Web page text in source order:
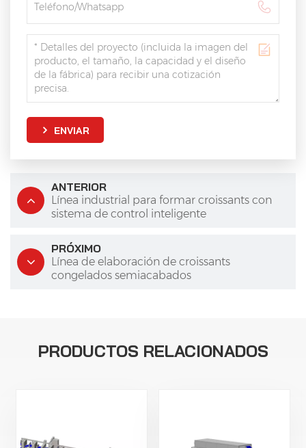
ENVIAR
ANTERIOR
Línea industrial para formar croissants con
sistema de control inteligente
PRÓXIMO
Línea de elaboración de croissants
congelados semiacabados
PRODUCTOS RELACIONADOS